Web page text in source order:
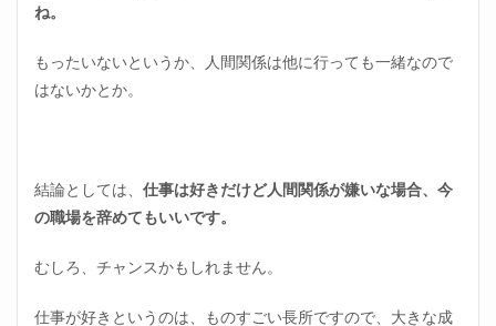
ね。
もったいないというか、人間関係は他に行っても一緒なので
はないかとか。
結論としては、 仕事は好きだけど人間関係が嫌いな場合、今
の職場を辞めてもいいです。
むしろ、チャンスかもしれません。
仕事が好きというのは、ものすごい長所ですので、大きな成